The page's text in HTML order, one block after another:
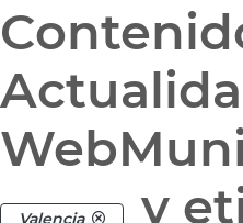
Valencia y